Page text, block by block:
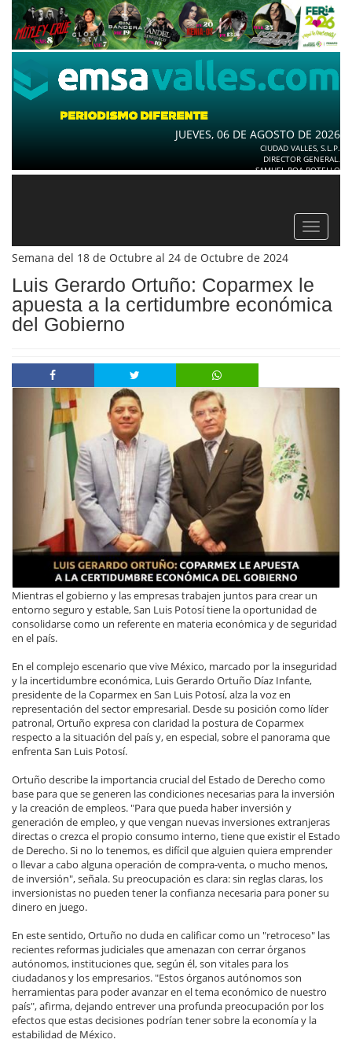
JUEVES, 06 DE AGOSTO DE 2026
CIUDAD VALLES, S.L.P.
DIRECTOR GENERAL.
SAMUEL ROA BOTELLO
Toggle
Semana del 18 de Octubre al 24 de Octubre de 2024
Luis Gerardo Ortuño: Coparmex le
apuesta a la certidumbre económica
del Gobierno
Mientras el gobierno y las empresas trabajen juntos para crear un
entorno seguro y estable, San Luis Potosí tiene la oportunidad de
consolidarse como un referente en materia económica y de seguridad
en el país.
En el complejo escenario que vive México, marcado por la inseguridad
y la incertidumbre económica, Luis Gerardo Ortuño Díaz Infante,
presidente de la Coparmex en San Luis Potosí, alza la voz en
representación del sector empresarial. Desde su posición como líder
patronal, Ortuño expresa con claridad la postura de Coparmex
respecto a la situación del país y, en especial, sobre el panorama que
enfrenta San Luis Potosí.
Ortuño describe la importancia crucial del Estado de Derecho como
base para que se generen las condiciones necesarias para la inversión
y la creación de empleos. "Para que pueda haber inversión y
generación de empleo, y que vengan nuevas inversiones extranjeras
directas o crezca el propio consumo interno, tiene que existir el Estado
de Derecho. Si no lo tenemos, es difícil que alguien quiera emprender
o llevar a cabo alguna operación de compra-venta, o mucho menos,
de inversión", señala. Su preocupación es clara: sin reglas claras, los
inversionistas no pueden tener la confianza necesaria para poner su
dinero en juego.
En este sentido, Ortuño no duda en calificar como un "retroceso" las
recientes reformas judiciales que amenazan con cerrar órganos
autónomos, instituciones que, según él, son vitales para los
ciudadanos y los empresarios. "Estos órganos autónomos son
herramientas para poder avanzar en el tema económico de nuestro
país", afirma, dejando entrever una profunda preocupación por los
efectos que estas decisiones podrían tener sobre la economía y la
estabilidad de México.